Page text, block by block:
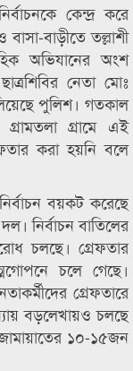
কেন্দ্র করে
বাড়ীতে তল্লাশী
অভিযানের অংশ
নেতা মোঃ
পুলিশ। গতকাল
গ্রামে এই
করা হয়নি বলে
বয়কট করেছে
নির্বাচন বাতিলের
চলছে। গ্রেফতার
চলে গেছে।
গ্রেফতারে
বড়লেখায়ও চলছে
১০-১৫জন